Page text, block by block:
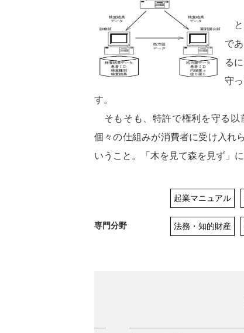
と
で
る
守
す。
そもそも、特許で権利を守る以
個々の仕組みが消費者に受け入れ
いうこと。「木を見て森を見ず」
起業マニュアル
専門分野 法務・知的財産